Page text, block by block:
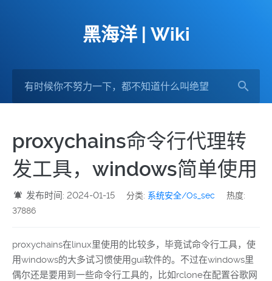
黑海洋 | Wiki
proxychains命令行代理转
发工具，windows简单使用
发布时间: 2024-01-15 分类: 系统安全/Os_sec
热度:
37886
proxychains在linux里使用的比较多，毕竟试命令行工具，使
用windows的大多试习惯使用gui软件的。不过在windows里
偶尔还是要用到一些命令行工具的，比如rclone在配置谷歌网